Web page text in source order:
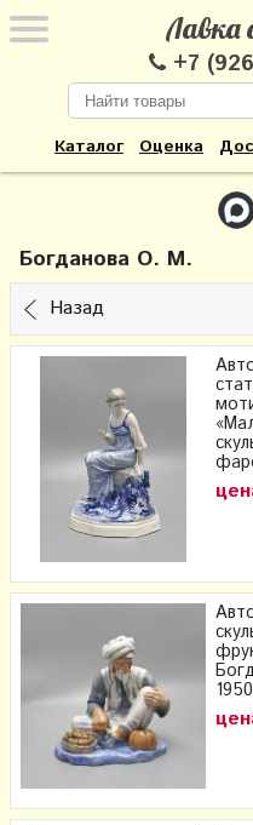
Лавка
+7
Каталог Оценка
Богданова О. М.
Назад